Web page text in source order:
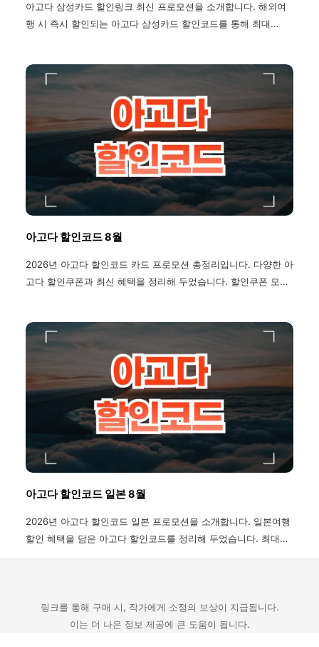
아고다 삼성카드 할인링크 최신 프로모션을 소개합니다. 해외여
행 시 즉시 할인되는 아고다 삼성카드 할인코드를 통해 최대
아고다 할인코드 8월
2026년 아고다 할인코드 카드 프로모션 총정리입니다. 다양한 아
고다 할인쿠폰과 최신 혜택을 정리해 두었습니다. 할인쿠폰 모음
아고다 할인코드 일본 8월
2026년 아고다 할인코드 일본 프로모션을 소개합니다. 일본여행
할인 혜택을 담은 아고다 할인코드를 정리해 두었습니다. 최대
링크를 통해 구매 시, 작가에게 소정의 보상이 지급됩니다.
이는 더 나은 정보 제공에 큰 도움이 됩니다.